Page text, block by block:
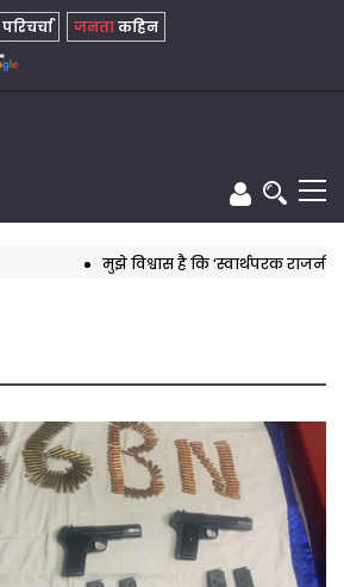
परिचर्चा जनताकहिन
मुझे विश्वास है कि ‘स्वार्थपरक